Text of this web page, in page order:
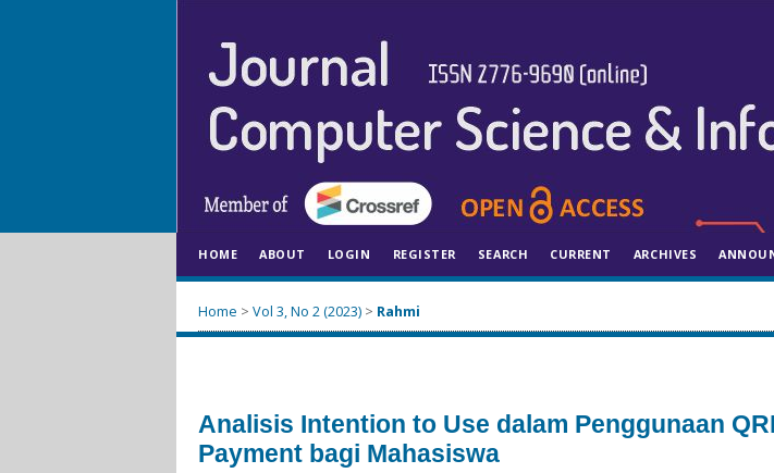
HOME ABOUT LOGIN REGISTER SEARCH CURRENT ARCHIVES
Home > Vol 3, No 2 (2023) > Rahmi
Analisis Intention to Use dalam Penggunaan
Payment bagi Mahasiswa